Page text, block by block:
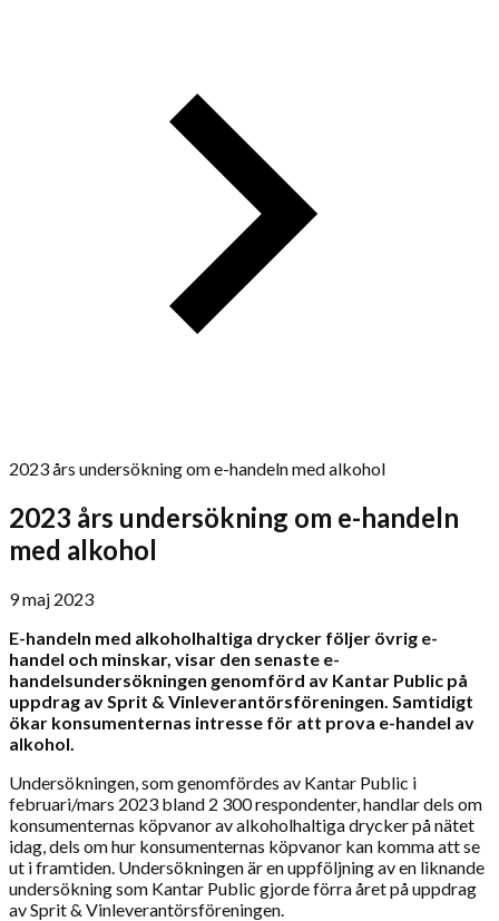
2023 års undersökning om e-handeln med alkohol
2023 års undersökning om e-handeln
med alkohol
9 maj 2023
E-handeln med alkoholhaltiga drycker följer övrig e-
handel och minskar, visar den senaste e-
handelsundersökningen genomförd av Kantar Public på
uppdrag av Sprit & Vinleverantörsföreningen. Samtidigt
ökar konsumenternas intresse för att prova e-handel av
alkohol.
Undersökningen, som genomfördes av Kantar Public i
februari/mars 2023 bland 2 300 respondenter, handlar dels om
konsumenternas köpvanor av alkoholhaltiga drycker på nätet
idag, dels om hur konsumenternas köpvanor kan komma att se
ut i framtiden. Undersökningen är en uppföljning av en liknande
undersökning som Kantar Public gjorde förra året på uppdrag
av Sprit & Vinleverantörsföreningen.